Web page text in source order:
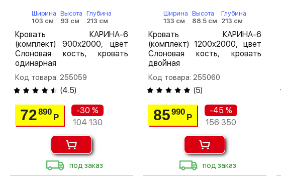
Ширина
103 см
Высота
93 см
Глубина
213 см
Кровать КАРИНА-6
(комплект) 900х2000, цвет
Слоновая кость, кровать
одинарная
Код товара: 255059
(4.5)
72890
Р
-30 %
104 130
под заказ
Ширина
133 см
Высота
88.5 см
Глубина
213 см
Кровать КАРИНА-6
(комплект) 1200х2000, цвет
Слоновая кость, кровать
двойная
Код товара: 255060
(5)
85990
Р
-45 %
156 350
под заказ